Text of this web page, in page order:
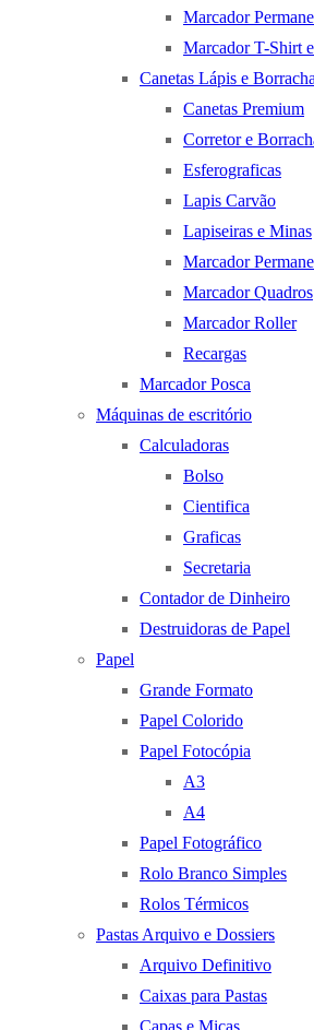
Marcador
Marcador T-Shirt
Canetas Lápis e
Canetas Premium
Corretor e
Esferograficas
Lapis Carvão
Lapiseiras e Minas
Marcador
Marcador Quadros
Marcador Roller
Recargas
Marcador Posca
Máquinas de escritório
Calculadoras
Bolso
Cientifica
Graficas
Secretaria
Contador de Dinheiro
Destruidoras de Papel
Papel
Grande Formato
Papel Colorido
Papel Fotocópia
A3
A4
Papel Fotográfico
Rolo Branco Simples
Rolos Térmicos
Pastas Arquivo e Dossiers
Arquivo Definitivo
Caixas para Pastas
Capas e Micas